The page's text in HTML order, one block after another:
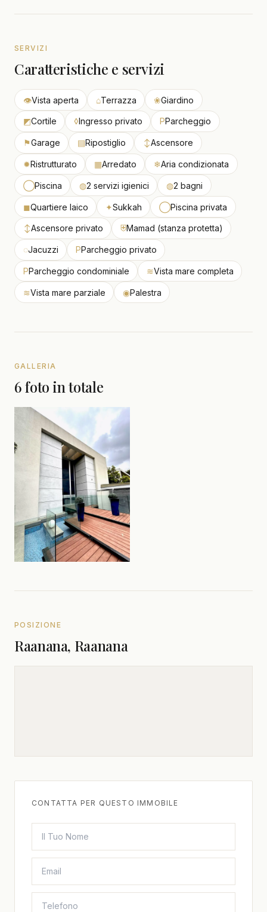
SERVIZI
Caratteristiche e servizi
👁Vista aperta ⌂Terrazza ❀Giardino
◩Cortile ◊ Ingresso privato PParcheggio
⚑Garage ▤Ripostiglio ↕Ascensore
✹Ristrutturato ▦Arredato ❄Aria condizionata
◯Piscina ◍2 servizi igienici ◍2 bagni
◼Quartiere laico ✦Sukkah ◯Piscina privata
↕Ascensore privato ⛨Mamad (stanza protetta)
◌Jacuzzi PParcheggio privato
PParcheggio condominiale ≋Vista mare completa
≋Vista mare parziale ◉Palestra
GALLERIA
6 foto in totale
POSIZIONE
Raanana, Raanana
CONTATTA PER QUESTO IMMOBILE